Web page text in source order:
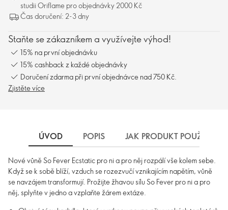
studii Oriflame pro objednávky 2000 Kč
Čas doručení: 2-3 dny
Staňte se zákazníkem a využívejte výhod!
15% na první objednávku
15% cashback z každé objednávky
Doručení zdarma při první objednávce nad 750 Kč.
Zjistěte více
ÚVOD POPIS JAK PRODUKT POUŽÍVAT
Nové vůně So Fever Ecstatic pro ni a pro něj rozpálí vše kolem sebe.
Když se k sobě blíží, vzduch se rozezvučí vznikajícím napětím, vůně
se navzájem transformují. Prožijte žhavou sílu So Fever pro ni a pro
něj, splyňte v jedno a vzplaňte žárem extáze.